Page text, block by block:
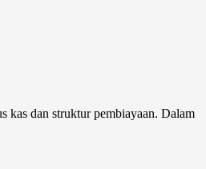
kas dan struktur pembiayaan. Dalam